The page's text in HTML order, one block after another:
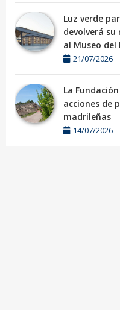
Luz verde
devolverá
al Museo
21/07/2026
La
acciones de
madrileñas
14/07/2026